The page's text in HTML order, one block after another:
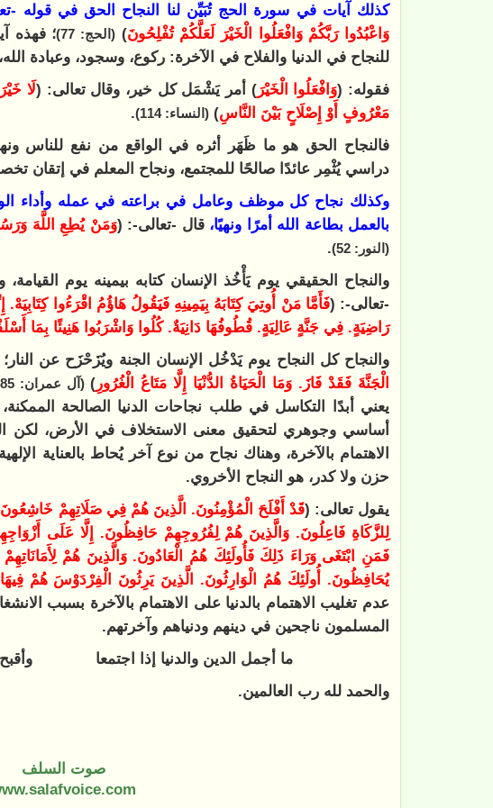
كذلك آيات في سورة الحج تُبَيِّن لنا النجاح الحق في قوله -
وَاعْبُدُوا رَبَّكُمْ وَافْعَلُوا الْخَيْرَ لَعَلَّكُمْ تُفْلِحُونَ) (الحج: 77)
؛ فهذه
للنجاح في الدنيا والفلاح في الآخرة: ركوع، وسجود، وعبادة
فقوله: (وَافْعَلُوا الْخَيْرَ) أمر يَشْمَل كل خير، وقال تعالى: (لَا
مَعْرُوفٍ أَوْ إِصْلَاحٍ بَيْنَ النَّاسِ) (النساء: 114)
.
فالنجاح الحق هو ما ظَهَر أثره في الواقع من نفع للناس
دراسي يُثْمِر عائدًا صالحًا للمجتمع، ونجاح المعلم في إتقان
وكذلك نجاح كل موظف وعامل في براعته في عمله وأداء
بالعمل بطاعة الله أمرًا ونهيًا، قال -تعالى-: (وَمَنْ يُطِعِ اللَّهَ
(النور: 52)
.
والنجاح الحقيقي يوم يَأْخُذ الإنسان كتابه بيمينه يوم
-تعالى-: (فَأَمَّا مَنْ أُوتِيَ كِتَابَهُ بِيَمِينِهِ فَيَقُولُ هَاؤُمُ اقْرَءُوا
رَاضِيَةٍ. فِي جَنَّةٍ عَالِيَةٍ. قُطُوفُهَا دَانِيَةٌ. كُلُوا وَاشْرَبُوا هَنِيئًا بِمَا
والنجاح كل النجاح يوم يَدْخُل الإنسان الجنة ويُزَحْزَح عن
الْجَنَّةَ فَقَدْ فَازَ. وَمَا الْحَيَاةُ الدُّنْيَا إِلَّا مَتَاعُ الْغُرُورِ )(آل عمران: 185)
يعني أبدًا التكاسل في طلب نجاحات الدنيا الصالحة
أساسي وجوهري لتحقيق معنى الاستخلاف في الأرض، لكن
الاهتمام بالآخرة، وهناك نجاح من نوع آخر يُحاط بالعناية
حزن ولا كدر، هو النجاح الأخروي.
يقول تعالى: (قَدْ أَفْلَحَ الْمُؤْمِنُونَ. الَّذِينَ هُمْ فِي صَلَاتِهِمْ
لِلزَّكَاةِ فَاعِلُونَ. وَالَّذِينَ هُمْ لِفُرُوجِهِمْ حَافِظُونَ. إِلَّا عَلَى
فَمَنِ ابْتَغَى وَرَاءَ ذَلِكَ فَأُولَئِكَ هُمُ الْعَادُونَ. وَالَّذِينَ هُمْ
يُحَافِظُونَ. أُولَئِكَ هُمُ الْوَارِثُونَ. الَّذِينَ يَرِثُونَ الْفِرْدَوْسَ هُمْ
عدم تغليب الاهتمام بالدنيا على الاهتمام بالآخرة بسبب
المسلمون ناجحين في دينهم ودنياهم وآخرتهم.
ما أجمل الدين والدنيا إذا اجتمعا وأقبح
والحمد لله رب العالمين.
صوت السلف